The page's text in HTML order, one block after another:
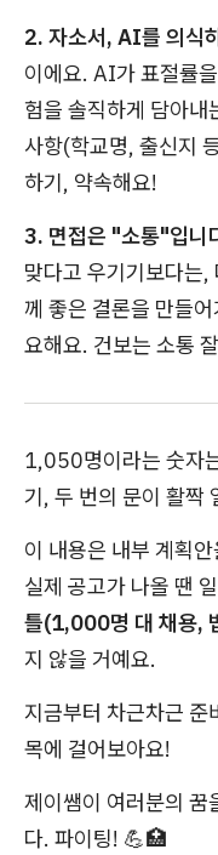
2. 자소서, AI를 의식
이에요. AI가 표절률
험을 솔직하게 담아내
사항(학교명, 출신지
하기, 약속해요!
3. 면접은 "소통"입니
맞다고 우기기보다는
께 좋은 결론을 만들어
요해요. 건보는 소통
1,050명이라는 숫자
기, 두 번의 문이 활짝
이 내용은 내부 계획
실제 공고가 나올 땐
틀(1,000명 대 채용,
지 않을 거예요.
지금부터 차근차근
목에 걸어보아요!
제이쌤이 여러분의 꿈
다. 파이팅! 💪🏥